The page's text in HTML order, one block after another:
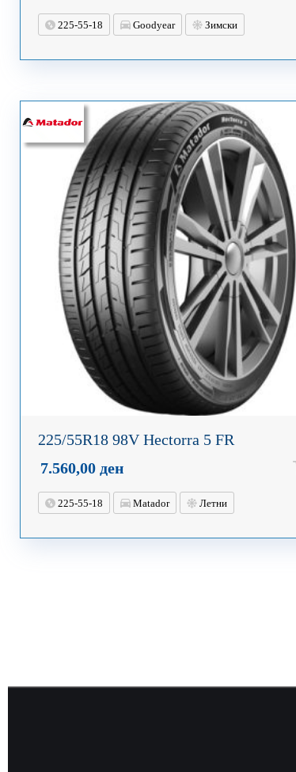
225-55-18 Goodyear Зимски
225/55R18 98V Hectorra 5 FR
7.560,00 ден
225-55-18 Matador Летни